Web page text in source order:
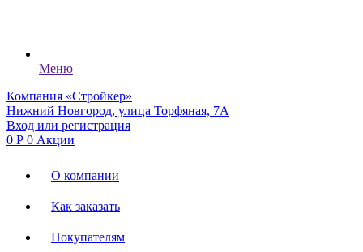
Меню
Компания «Стройкер»
Нижний Новгород, улица Торфяная, 7А
Вход или регистрация
0 Р 0 Акции
О компании
Как заказать
Покупателям